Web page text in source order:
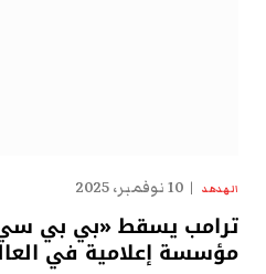
الهدهد 10 نوفمبر، 2025
ترامب يسقط «بي بي
مؤسسة إعلامية في